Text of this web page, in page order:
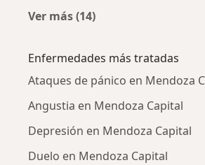
Ver más (14)
Enfermedades más tratadas
Ataques de pánico en Mendoza
Angustia en Mendoza Capital
Depresión en Mendoza Capital
Duelo en Mendoza Capital